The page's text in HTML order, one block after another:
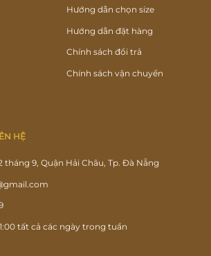
Hướng dẫn chọn size
Hướng dẫn đặt hàng
Chính sách đổi trả
Chính sách vận chuyển
HỆ
tháng 9, Quận Hải Châu, Tp. Đà Nẵng
tất cả các ngày trong tuần